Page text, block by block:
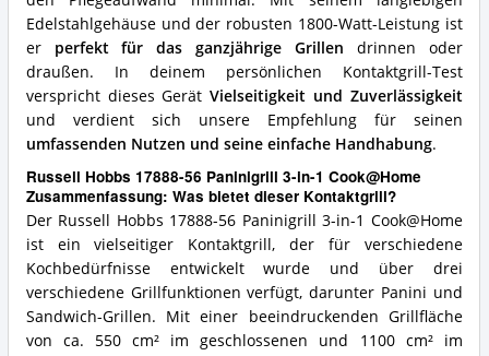
Edelstahlgehäuse und der robusten 1800-Watt-Leistung ist
er perfekt für das ganzjährige Grillen drinnen oder
draußen. In deinem persönlichen Kontaktgrill-Test
verspricht dieses GerätVielseitigkeit und Zuverlässigkeit
und verdient sich unsere Empfehlung für seinen
umfassenden Nutzen und seine einfache Handhabung.
Russell Hobbs 17888-56 Paninigrill 3-in-1 Cook@Home
Zusammenfassung: Was bietet dieser Kontaktgrill?
Der Russell Hobbs 17888-56 Paninigrill 3-in-1 Cook@Home
ist ein vielseitiger Kontaktgrill, der für verschiedene
Kochbedürfnisse entwickelt wurde und über drei
verschiedene Grillfunktionen verfügt, darunter Panini und
Sandwich-Grillen. Mit einer beeindruckenden Grillfläche
von ca. 550 cm² im geschlossenen und 1100 cm² im